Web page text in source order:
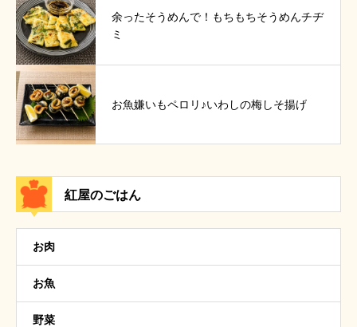
余ったそうめんで！もちもちそうめんチヂ
ミ
お魚嫌いもペロリ♪いわしの梅しそ揚げ
紅屋のごはん
お肉
お魚
野菜